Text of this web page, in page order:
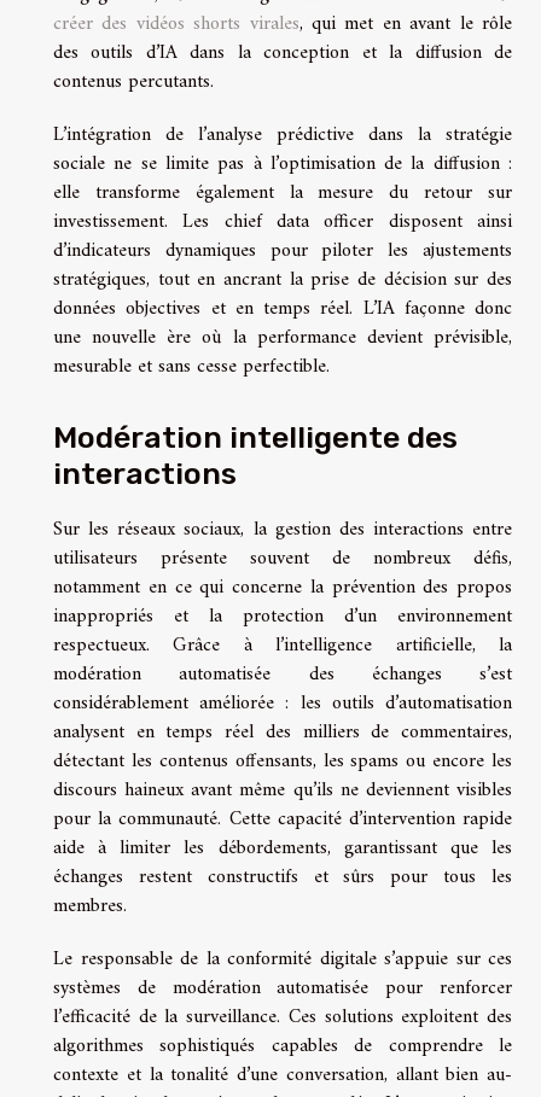
créer des vidéos shorts virales, qui met en avant le rôle
des outils d’IA dans la conception et la diffusion de
contenus percutants.
L’intégration de l’analyse prédictive dans la stratégie
sociale ne se limite pas à l’optimisation de la diffusion :
elle transforme également la mesure du retour sur
investissement. Les chief data officer disposent ainsi
d’indicateurs dynamiques pour piloter les ajustements
stratégiques, tout en ancrant la prise de décision sur des
données objectives et en temps réel. L’IA façonne donc
une nouvelle ère où la performance devient prévisible,
mesurable et sans cesse perfectible.
Modération intelligente des
interactions
Sur les réseaux sociaux, la gestion des interactions entre
utilisateurs présente souvent de nombreux défis,
notamment en ce qui concerne la prévention des propos
inappropriés et la protection d’un environnement
respectueux. Grâce à l’intelligence artificielle, la
modération automatisée des échanges s’est
considérablement améliorée : les outils d’automatisation
analysent en temps réel des milliers de commentaires,
détectant les contenus offensants, les spams ou encore les
discours haineux avant même qu’ils ne deviennent visibles
pour la communauté. Cette capacité d’intervention rapide
aide à limiter les débordements, garantissant que les
échanges restent constructifs et sûrs pour tous les
membres.
Le responsable de la conformité digitale s’appuie sur ces
systèmes de modération automatisée pour renforcer
l’efficacité de la surveillance. Ces solutions exploitent des
algorithmes sophistiqués capables de comprendre le
contexte et la tonalité d’une conversation, allant bien au-